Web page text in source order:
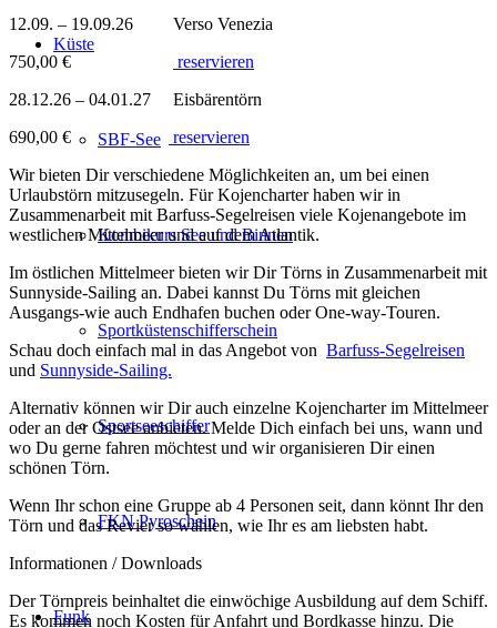
Küste
SBF-See
Kombikurs See und Binnen
Sportküstenschifferschein
Sportseeschiffer
FKN Pyroschein
Funk
12.09. – 19.09.26 Verso Venezia
750,00 €
reservieren
28.12.26 – 04.01.27 Eisbärentörn
690,00 €
reservieren
Wir bieten Dir verschiedene Möglichkeiten an, um bei einen
Urlaubstörn mitzusegeln. Für Kojencharter haben wir in
Zusammenarbeit mit Barfuss-Segelreisen viele Kojenangebote im
westlichen Mittelmeer und auf dem Atlantik.
Im östlichen Mittelmeer bieten wir Dir Törns in Zusammenarbeit mit
Sunnyside-Sailing an. Dabei kannst Du Törns mit gleichen
Ausgangs-wie auch Endhafen buchen oder One-way-Touren.
Schau doch einfach mal in das Angebot von Barfuss-Segelreisen
und Sunnyside-Sailing.
Alternativ können wir Dir auch einzelne Kojencharter im Mittelmeer
oder an der Ostsee anbieten. Melde Dich einfach bei uns, wann und
wo Du gerne fahren möchtest und wir organisieren Dir einen
schönen Törn.
Wenn Ihr schon eine Gruppe ab 4 Personen seit, dann könnt Ihr den
Törn und das Revier so wählen, wie Ihr es am liebsten habt.
Informationen / Downloads
Der Törnpreis beinhaltet die einwöchige Ausbildung auf dem Schiff.
Es kommen noch Kosten für Anfahrt und Bordkasse hinzu. Die